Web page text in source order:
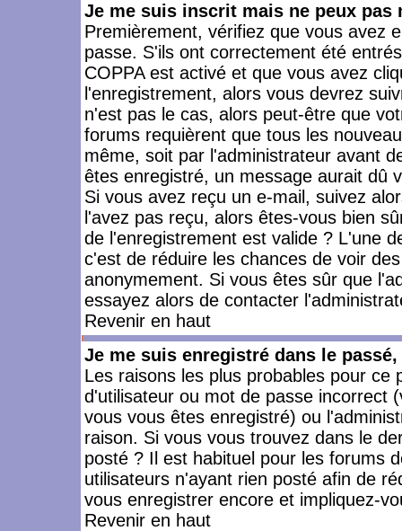
Je me suis inscrit mais ne peux pas
Premièrement, vérifiez que vous avez
passe. S'ils ont correctement été
COPPA est activé et que vous avez
l'enregistrement, alors vous devrez
n'est pas le cas, alors peut-être que
forums requièrent que tous les
même, soit par l'administrateur avant
êtes enregistré, un message aurait dû
Si vous avez reçu un e-mail, suivez
l'avez pas reçu, alors êtes-vous bien
de l'enregistrement est valide ? L'une
c'est de réduire les chances de voir
anonymement. Si vous êtes sûr que
essayez alors de contacter
Revenir en haut
Je me suis enregistré dans le
Les raisons les plus probables pour
d'utilisateur ou mot de passe incorrect
vous vous êtes enregistré) ou
raison. Si vous vous trouvez dans le
posté ? Il est habituel pour les forums
utilisateurs n'ayant rien posté afin de
vous enregistrer encore et impliquez-
Revenir en haut